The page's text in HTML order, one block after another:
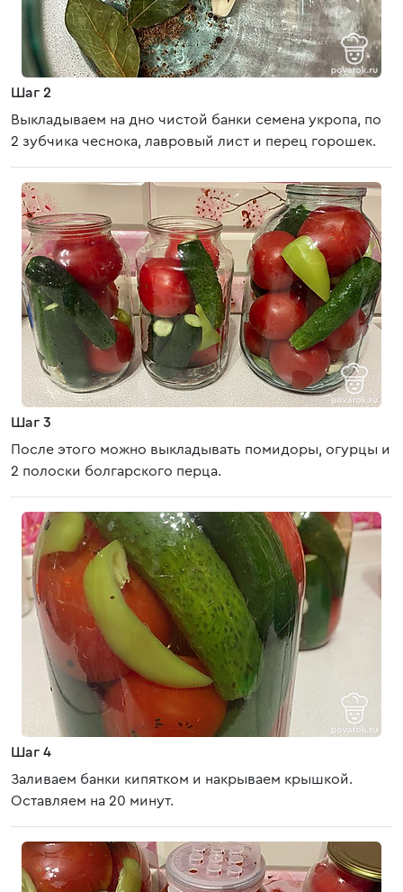
Шаг 2
Выкладываем на дно чистой банки семена укропа, по
2 зубчика чеснока, лавровый лист и перец горошек.
Шаг 3
После этого можно выкладывать помидоры, огурцы и
2 полоски болгарского перца.
Шаг 4
Заливаем банки кипятком и накрываем крышкой.
Оставляем на 20 минут.